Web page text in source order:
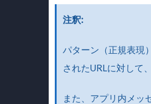
注釈
パターン（正規表現
されたURLに対して
また、アプリ内メッ